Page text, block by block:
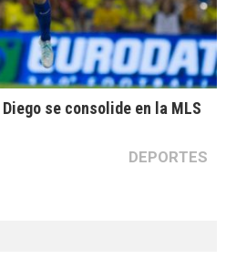
se consolide en la MLS
DEPORTES